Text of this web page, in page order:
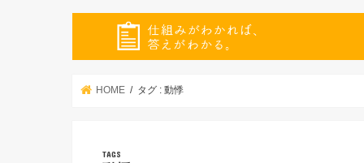
HOME タグ : 動悸